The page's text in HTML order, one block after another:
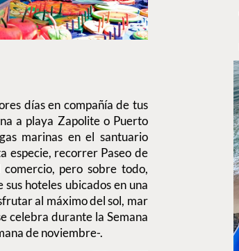
días en compañía de tus
a playa Zapolite o Puerto
marinas en el santuario
especie, recorrer Paseo de
pero sobre todo,
hoteles ubicados en una
al máximo del sol, mar
celebra durante la Semana
de noviembre-.